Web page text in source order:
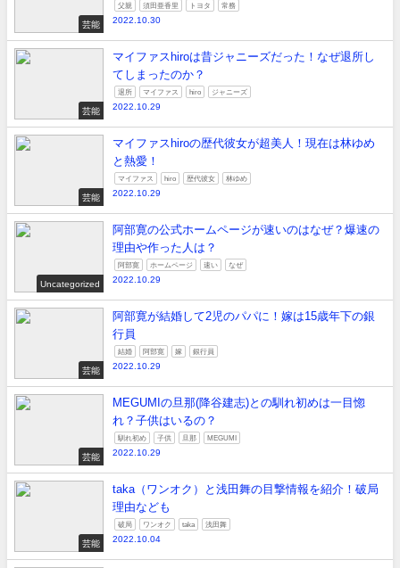
芸能
父親 須田亜香里 トヨタ 常務
2022.10.30
芸能
マイファスhiroは昔ジャニーズだった！なぜ退所し
てしまったのか？
退所 マイファス hiro ジャニーズ
2022.10.29
芸能
マイファスhiroの歴代彼女が超美人！現在は林ゆめ
と熱愛！
マイファス hiro 歴代彼女 林ゆめ
2022.10.29
Uncategorized
阿部寛の公式ホームページが速いのはなぜ？爆速の
理由や作った人は？
阿部寛 ホームページ 速い なぜ
2022.10.29
芸能
阿部寛が結婚して2児のパパに！嫁は15歳年下の銀
行員
結婚 阿部寛 嫁 銀行員
2022.10.29
芸能
MEGUMIの旦那(降谷建志)との馴れ初めは一目惚
れ？子供はいるの？
馴れ初め 子供 旦那 MEGUMI
2022.10.29
芸能
taka（ワンオク）と浅田舞の目撃情報を紹介！破局
理由なども
破局 ワンオク taka 浅田舞
2022.10.04